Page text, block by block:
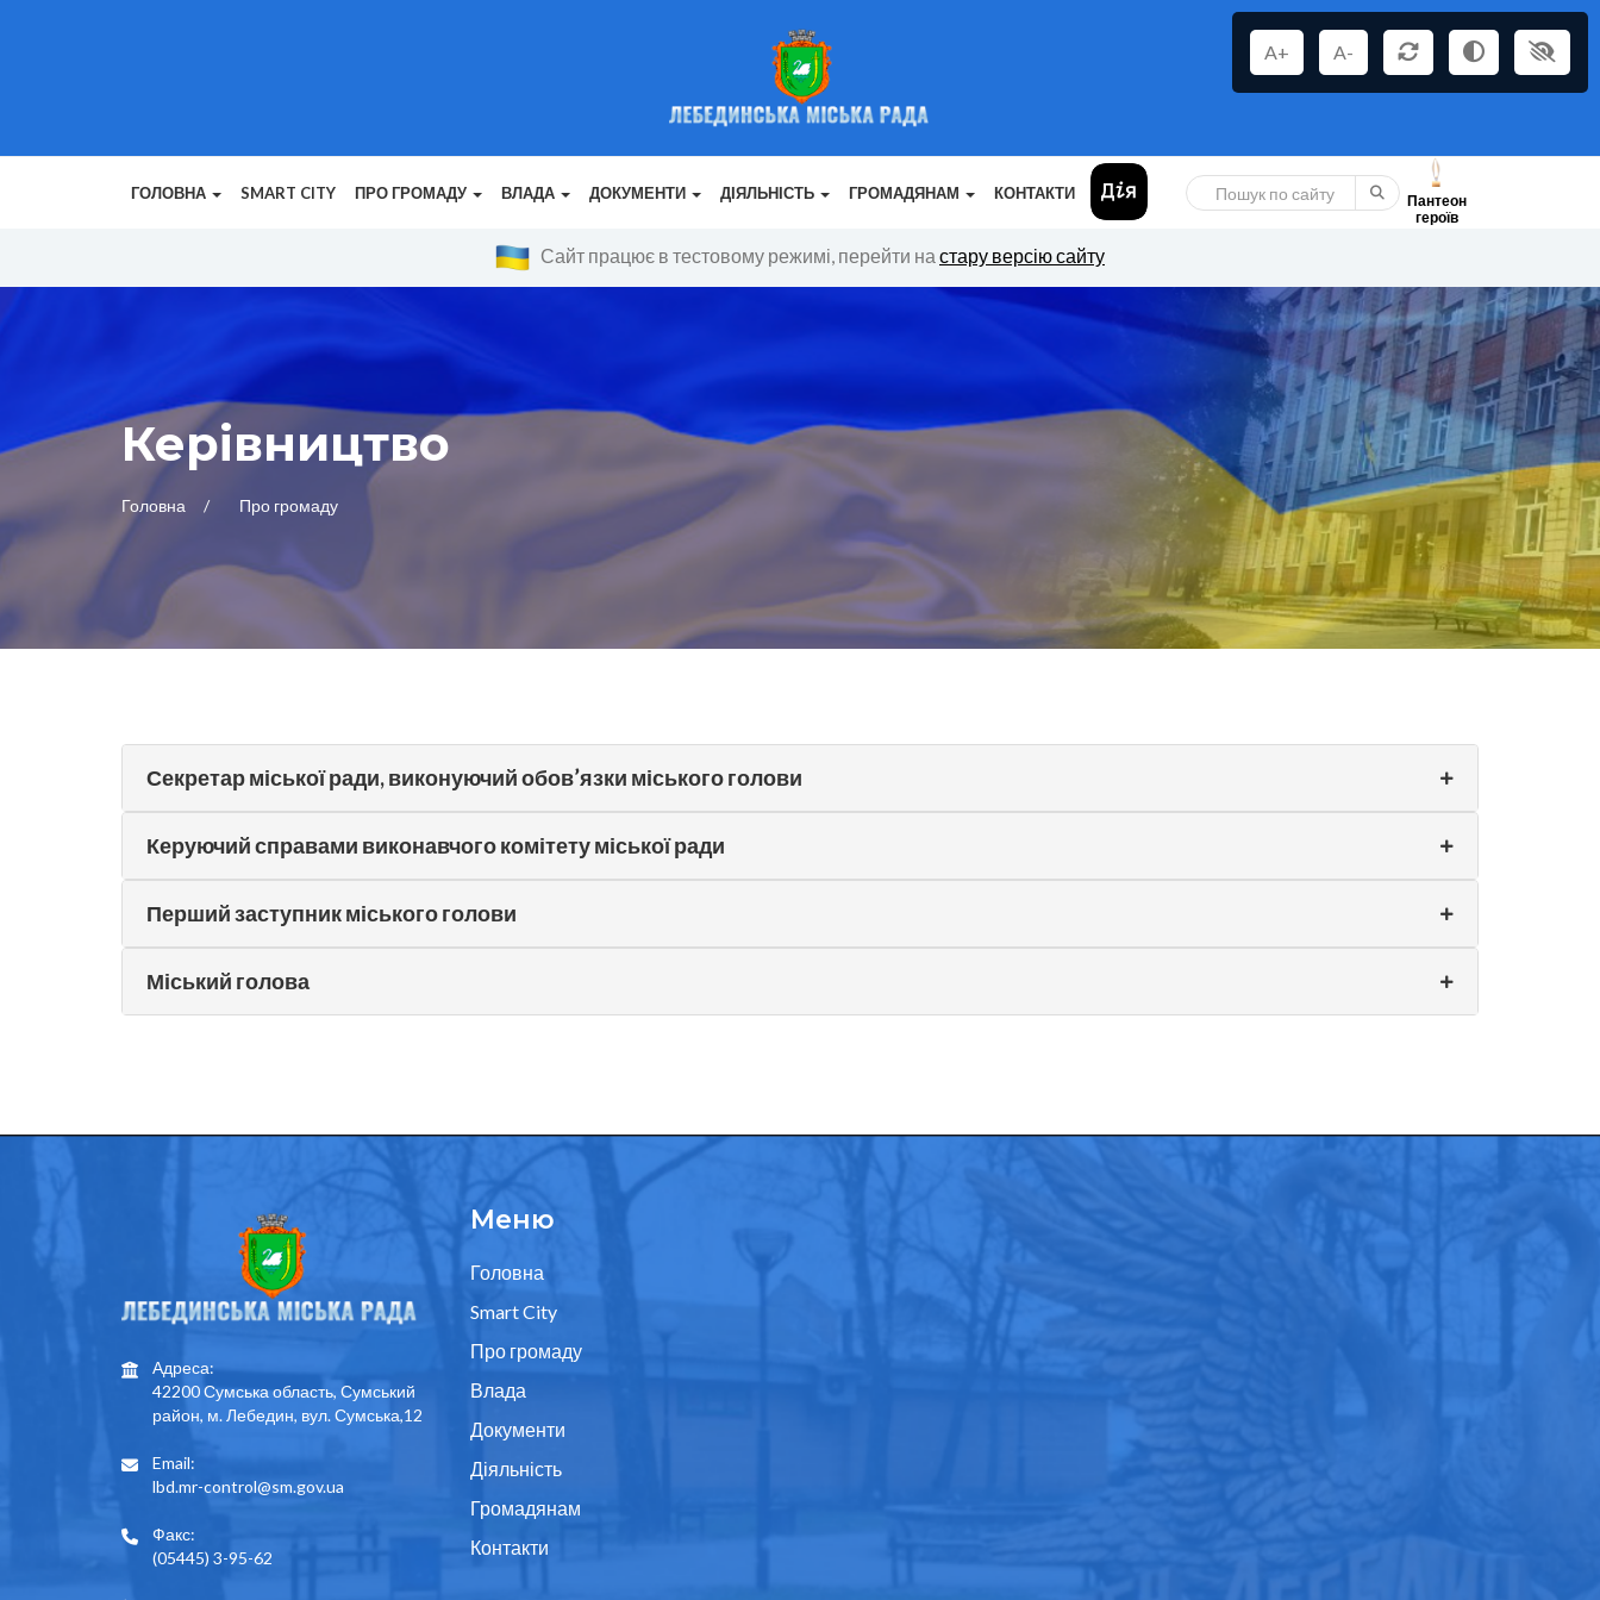
ГОЛОВНА SMART CITY ПРО ГРОМАДУ ВЛАДА ДОКУМЕНТИ ДІЯЛЬНІСТЬ ГРОМАДЯНАМ КОНТАКТИ
Пантеон
героїв
A+ A-
Сайт працює в тестовому режимі, перейти на стару версію сайту
Керівництво
Головна Про громаду
Секретар міської ради, виконуючий обов’язки міського голови
Керуючий справами виконавчого комітету міської ради
Перший заступник міського голови
Міський голова
Адреса:
42200 Сумська область, Сумський
район, м. Лебедин, вул. Сумська,12
Email:
lbd.mr-control@sm.gov.ua
Факс:
(05445) 3-95-62
Меню
Головна
Smart City
Про громаду
Влада
Документи
Діяльність
Громадянам
Контакти